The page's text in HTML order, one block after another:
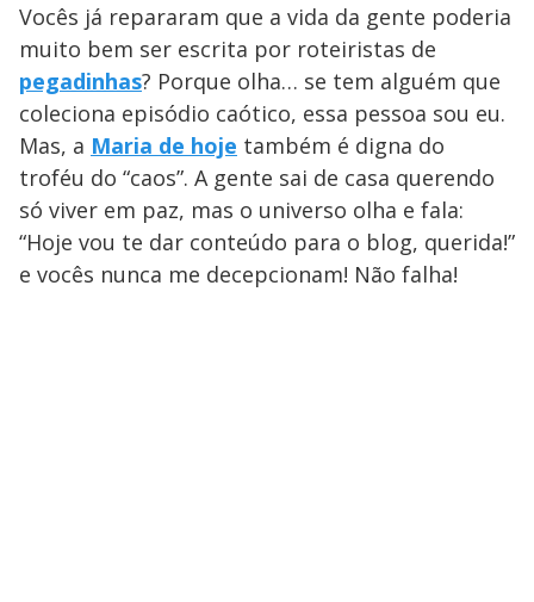
Vocês já repararam que a vida da gente poderia
muito bem ser escrita por roteiristas de
pegadinhas? Porque olha… se tem alguém que
coleciona episódio caótico, essa pessoa sou eu.
Mas, a Maria de hoje também é digna do
troféu do “caos”. A gente sai de casa querendo
só viver em paz, mas o universo olha e fala:
“Hoje vou te dar conteúdo para o blog, querida!”
e vocês nunca me decepcionam! Não falha!